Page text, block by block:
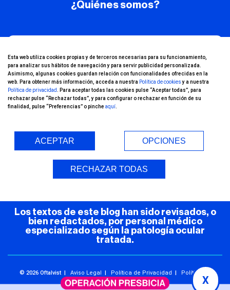
¿Quiénes somos?
¡Conoce nuestro
canal de YouTube!
Entorno Seguro (COVID-19)
Los textos de este blog han sido revisados, o
bien redactados, por personal médico
especializado según la patología ocular
tratada.
© 2026 Oftalvist | Aviso Legal | Política de Privacidad | Política de
Cookies
Esta web utiliza cookies propias y de terceros necesarias para su funcionamiento,
para analizar sus hábitos de navegación y para servir publicidad personalizada.
Asimismo, algunas cookies guardan relación con funcionalidades ofrecidas en la
web. Para obtener más información, acceda a nuestra Política de cookiesy a nuestra
Política de privacidad
. Para aceptar todas las cookies pulse “Aceptar todas”, para
rechazar pulse “Rechazar todas”, y para configurar o rechazar en función de su
finalidad, pulse “Preferencias” o pinche aquí
ACEPTAR OPCIONES
RECHAZAR TODAS
X